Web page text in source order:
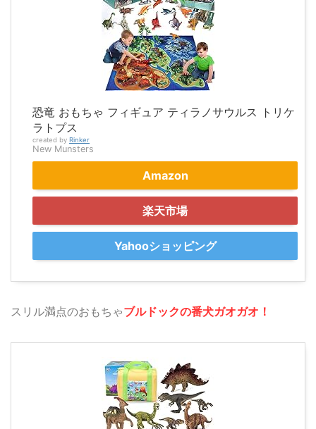
恐竜 おもちゃ フィギュア ティラノサウルス トリケ
ラトプス
created by Rinker
New Munsters
Amazon
楽天市場
Yahooショッピング
スリル満点のおもちゃブルドックの番犬ガオガオ！